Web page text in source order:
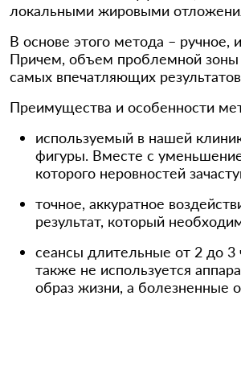
локальными жировыми
В основе этого метода –
Причем, объем проблемной зоны
самых впечатляющих
Преимущества и особенности
используемый в нашей
фигуры. Вместе с
которого неровностей
точное, аккуратное
результат, который
сеансы длительные от 2 до 3
также не используется
образ жизни, а болезненные